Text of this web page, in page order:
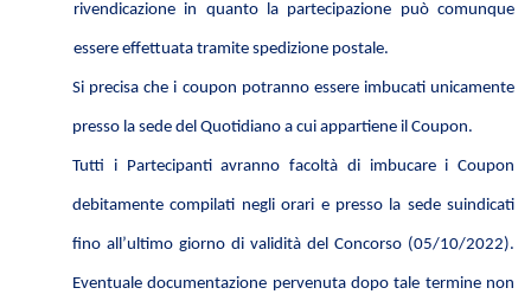
rivendicazione in quanto la partecipazione può comunque
essere effettuata tramite spedizione postale.
Si precisa che i coupon potranno essere imbucati unicamente
presso la sede del Quotidiano a cui appartiene il Coupon.
Tutti i Partecipanti avranno facoltà di imbucare i Coupon
debitamente compilati negli orari e presso la sede suindicati
fino all’ultimo giorno di validità del Concorso (05/10/2022).
Eventuale documentazione pervenuta dopo tale termine non